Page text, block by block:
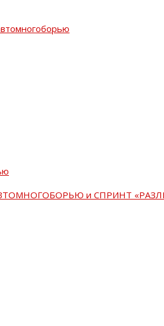
и СПРИНТ